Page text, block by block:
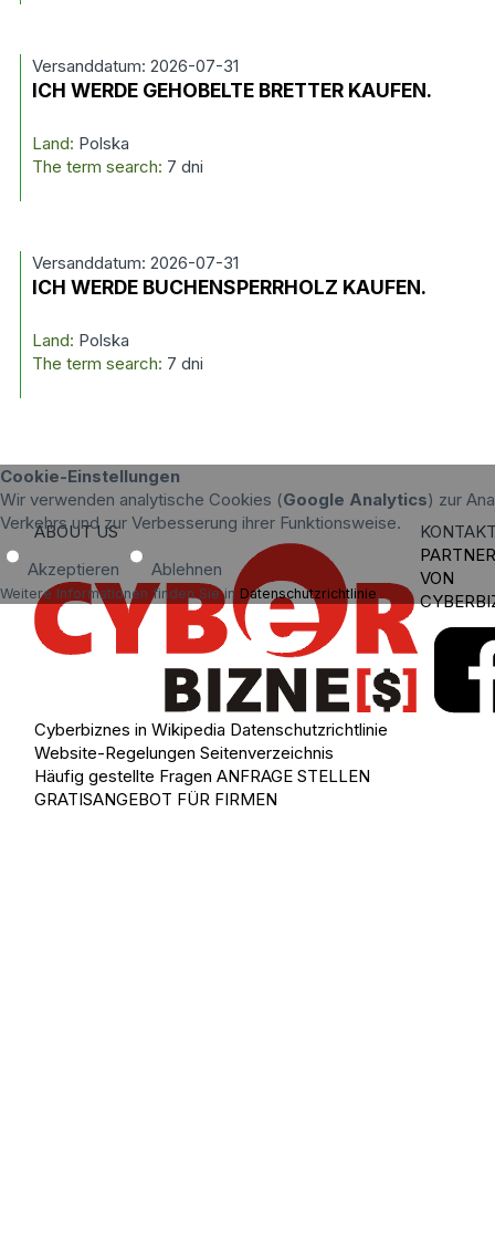
Versanddatum: 2026-07-31
ICH WERDE GEHOBELTE BRETTER KAUFEN.
Land: Polska
The term search: 7 dni
Versanddatum: 2026-07-31
ICH WERDE BUCHENSPERRHOLZ KAUFEN.
Land: Polska
The term search: 7 dni
Cookie-Einstellungen
Wir verwenden analytische Cookies (Google Analytics) zur
Verkehrs und zur Verbesserung ihrer Funktionsweise.
Akzeptieren Ablehnen
Weitere Informationen finden Sie in Datenschutzrichtlinie.
ABOUT US
Cyberbiznes in Wikipedia Datenschutzrichtlinie
Website-Regelungen Seitenverzeichnis
Häufig gestellte Fragen ANFRAGE STELLEN
GRATISANGEBOT FÜR FIRMEN
VON